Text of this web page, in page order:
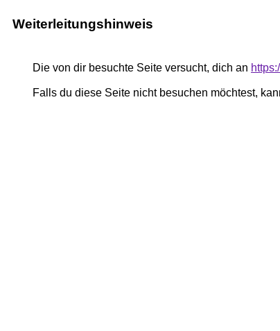
Weiterleitungshinweis
Die von dir besuchte Seite versucht, dich an
Falls du diese Seite nicht besuchen möchtest,